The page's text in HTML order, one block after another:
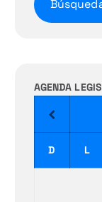
AGENDA
D L